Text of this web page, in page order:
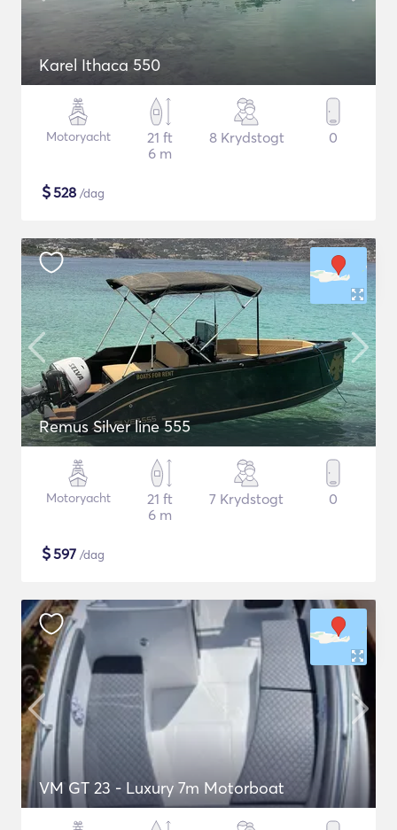
Karel Ithaca 550
Motoryacht
21 ft
6 m
8 Krydstogt 0
$528 /dag
Remus Silver line 555
Motoryacht
21 ft
6 m
7 Krydstogt 0
$597 /dag
VM GT 23 - Luxury 7m Motorboat